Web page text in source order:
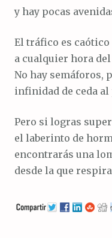
y hay pocas
El tráfico es caótico
a cualquier hora del
No hay semáforos,
infinidad de ceda al
Pero si logras
el laberinto de
encontrarás una
desde la que